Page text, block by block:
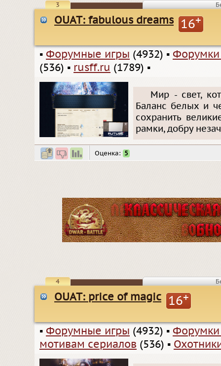
3
OUAT: fabulous dreams 16+
▪ Форумные игры (4932) ▪
(536) ▪ rusff.ru (1789) ▪
Мир - свет,
Баланс белых и
сохранить
рамки, добру
Оценка: 5
4
OUAT: price of magic 16+
▪ Форумные игры (4932) ▪
мотивам сериалов (536) ▪